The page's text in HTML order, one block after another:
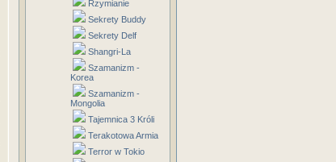
Rzymianie
Sekrety Buddy
Sekrety Delf
Shangri-La
Szamanizm -
Korea
Szamanizm -
Mongolia
Tajemnica 3 Króli
Terakotowa Armia
Terror w Tokio